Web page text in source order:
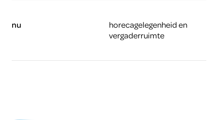
nu
horecagelegenheid en
vergaderruimte